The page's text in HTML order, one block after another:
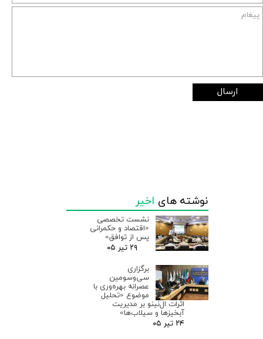
ارسال
نوشته های اخیر
نشست تخصصی
«اقتصاد و حکمرانی
پس از توافق»
۲۹ تیر ۰۵
برگزاری
سی‌وسومین
عصرانه بهره‌وری با
موضوع «تحلیل
اثرات ال‌نینو بر مدیریت
آبخیزها و سیلاب‌ها»
۲۴ تیر ۰۵